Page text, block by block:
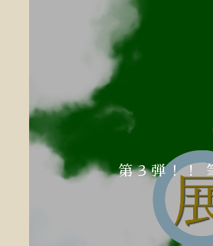
第３弾！！
ご好評いただ
筆手紙道協会
御堂筋を見下
「来てな！オモロイが
中川家 礼二さん番組☆
酒屋 礼二